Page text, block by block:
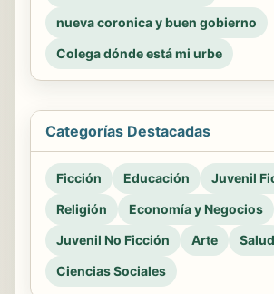
nueva coronica y buen gobierno
Colega dónde está mi urbe
Categorías Destacadas
Ficción Educación
Juvenil
Religión
Economía y Negocios
Juvenil No Ficción
Arte
Salud
Ciencias Sociales